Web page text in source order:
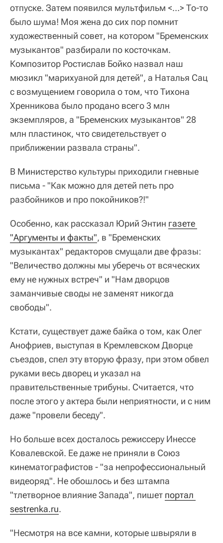
отпуске. Затем появился мультфильм <…> То-то
было шума! Моя жена до сих пор помнит
художественный совет, на котором "Бременских
музыкантов" разбирали по косточкам.
Композитор Ростислав Бойко назвал наш
мюзикл "марихуаной для детей", а Наталья Сац
с возмущением говорила о том, что Тихона
Хренникова было продано всего 3 млн
экземпляров, а "Бременских музыкантов" 28
млн пластинок, что свидетельствует о
приближении развала страны".
В Министерство культуры приходили гневные
письма - "Как можно для детей петь про
разбойников и про покойников?!"
Особенно, как рассказал Юрий Энтин газете
"Аргументы и факты", в "Бременских
музыкантах" редакторов смущали две фразы:
"Величество должны мы уберечь от всяческих
ему не нужных встреч" и "Нам дворцов
заманчивые своды не заменят никогда
свободы".
Кстати, существует даже байка о том, как Олег
Анофриев, выступая в Кремлевском Дворце
съездов, спел эту вторую фразу, при этом обвел
руками весь дворец и указал на
правительственные трибуны. Считается, что
после этого у актера были неприятности, и с ним
даже "провели беседу".
Но больше всех досталось режиссеру Инессе
Ковалевской. Ее даже не приняли в Союз
кинематографистов - "за непрофессиональный
видеоряд". Не обошлось и без штампа
"тлетворное влияние Запада", пишет портал
sestrenka.ru.
"Несмотря на все камни, которые швыряли в